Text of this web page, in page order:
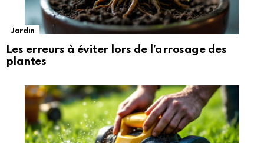
Jardin
Les erreurs à éviter lors de l’arrosage des
plantes